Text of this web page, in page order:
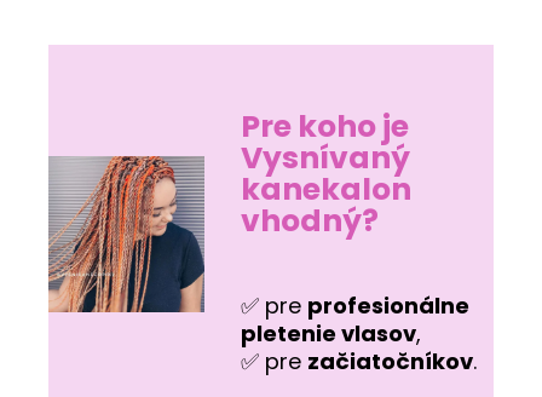
Pre koho je
Vysnívaný
kanekalon
vhodný?
✅ pre profesionálne
pletenie vlasov,
✅ pre začiatočníkov.